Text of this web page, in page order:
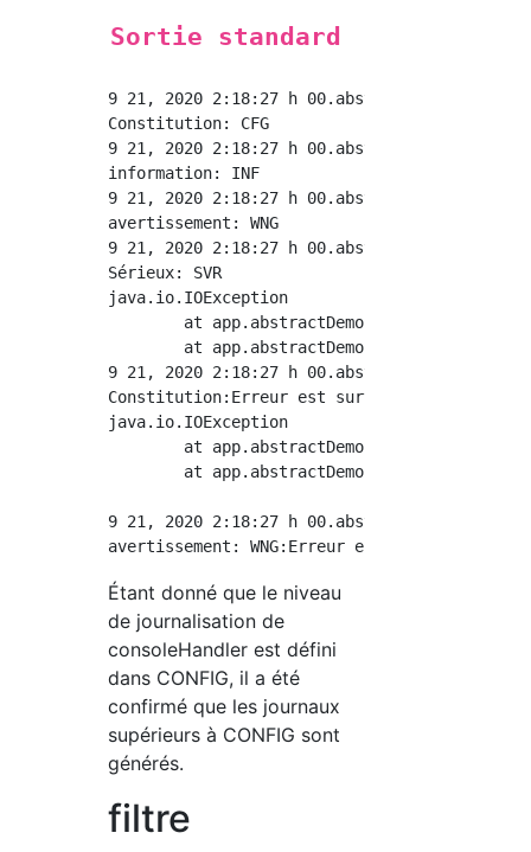
Sortie standard
9 21, 2020 2:18:27 h 00.abstractDemo.log.Log
Constitution: CFG
9 21, 2020 2:18:27 h 00.abstractDemo.log.Log
information: INF
9 21, 2020 2:18:27 h 00.abstractDemo.log.Log
avertissement: WNG
9 21, 2020 2:18:27 h 00.abstractDemo.log.Log
Sérieux: SVR
java.io.IOException
9 21, 2020 2:18:27 h 00.abstractDemo.log.Log
Constitution:Erreur est survenue
java.io.IOException
9 21, 2020 2:18:27 h 00.abstractDemo.log.Log
Étant donné que le niveau
de journalisation de
consoleHandler est défini
dans CONFIG, il a été
confirmé que les journaux
supérieurs à CONFIG sont
générés.
filtre